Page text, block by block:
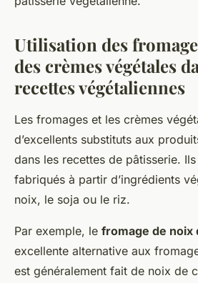
Utilisation des
des crèmes végétales
recettes végétaliennes
Les fromages et les crèmes
d’excellents substituts aux
dans les recettes de pâtisserie.
fabriqués à partir d’ingrédients
noix, le soja ou le riz.
Par exemple, le fromage de noix
excellente alternative aux
est généralement fait de noix de